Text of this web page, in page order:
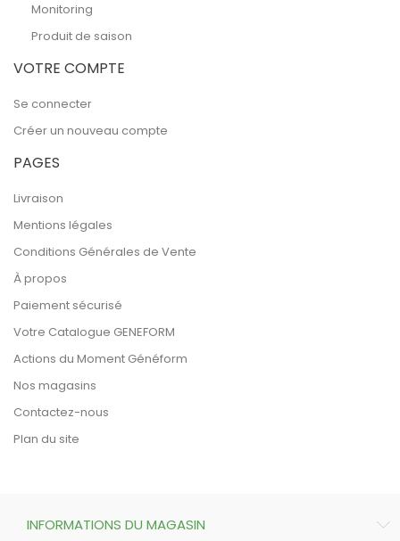
Monitoring
Produit de saison
VOTRE COMPTE
Se connecter
Créer un nouveau compte
PAGES
Livraison
Mentions légales
Conditions Générales de Vente
À propos
Paiement sécurisé
Votre Catalogue GENEFORM
Actions du Moment Généform
Nos magasins
Contactez-nous
Plan du site
INFORMATIONS DU MAGASIN